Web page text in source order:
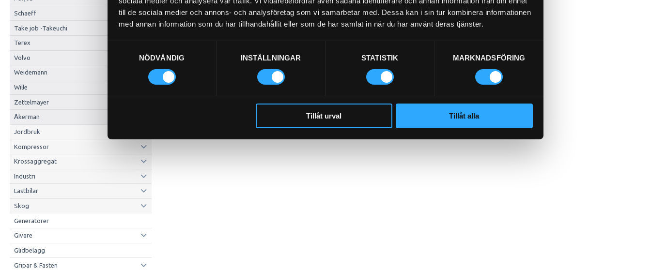
till de sociala medier och annons- och analysföretag som vi samarbetar med. Dessa kan i sin tur kombinera informationen
med annan information som du har tillhandahållit eller som de har samlat in när du har använt deras tjänster.
NÖDVÄNDIG
INSTÄLLNINGAR STATISTIK MARKNADSFÖRING
Tillåt urval Tillåt alla
Schaeff
Take job -Takeuchi
Terex
Volvo
Weidemann
Wille
Zettelmayer
Åkerman
Jordbruk
Kompressor
Krossaggregat
Industri
Lastbilar
Skog
Generatorer
Givare
Glidbelägg
Gripar & Fästen